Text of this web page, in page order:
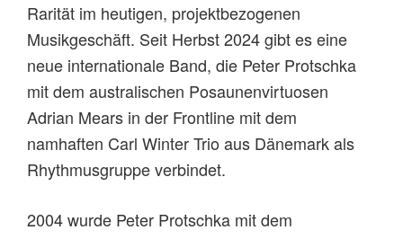
Rarität im heutigen, projektbezogenen
Musikgeschäft. Seit Herbst 2024 gibt es eine
neue internationale Band, die Peter Protschka
mit dem australischen Posaunenvirtuosen
Adrian Mears in der Frontline mit dem
namhaften Carl Winter Trio aus Dänemark als
Rhythmusgruppe verbindet.
2004 wurde Peter Protschka mit dem